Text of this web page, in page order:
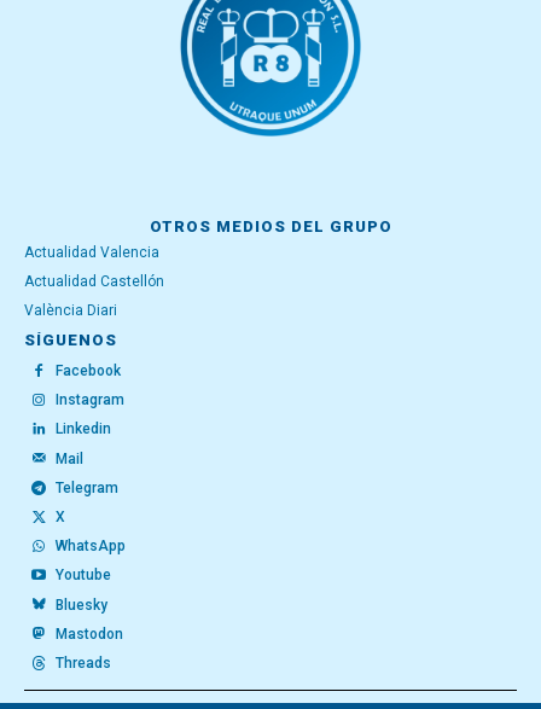
OTROS MEDIOS DEL GRUPO
Actualidad Valencia
Actualidad Castellón
València Diari
SÍGUENOS
Facebook
Instagram
Linkedin
Mail
Telegram
X
WhatsApp
Youtube
Bluesky
Mastodon
Threads